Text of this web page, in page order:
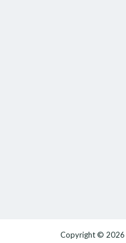
Copyright © 2026